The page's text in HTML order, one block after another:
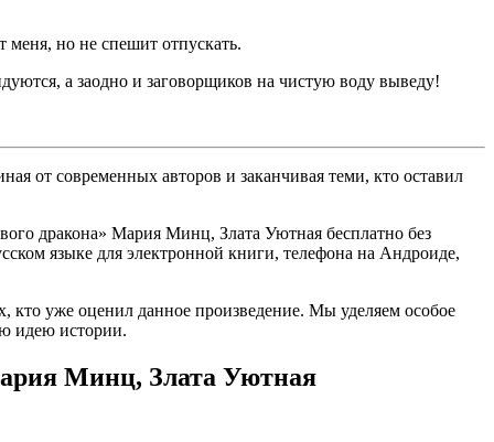
меня, но не спешит отпускать.
а заодно и заговорщиков на чистую воду выведу!
от современных авторов и заканчивая теми, кто оставил
дракона» Мария Минц, Злата Уютная бесплатно без
языке для электронной книги, телефона на Андроиде,
кто уже оценил данное произведение. Мы уделяем особое
идею истории.
Минц, Злата Уютная